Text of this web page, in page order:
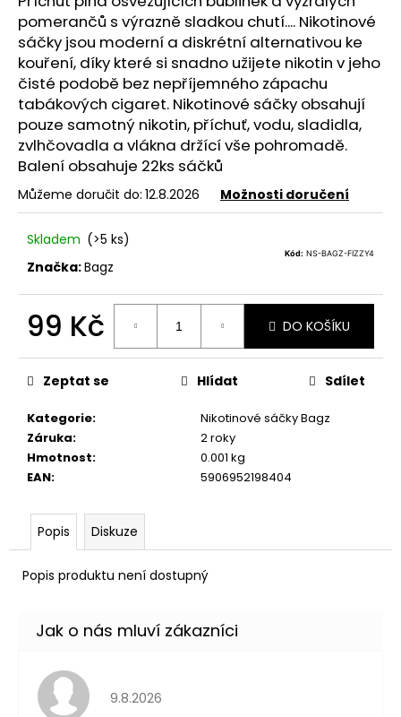
5
hvězdiček.
pomerančů s výrazně sladkou chutí.... Nikotinové
sáčky jsou moderní a diskrétní alternativou ke
kouření, díky které si snadno užijete nikotin v jeho
čisté podobě bez nepříjemného zápachu
tabákových cigaret. Nikotinové sáčky obsahují
pouze samotný nikotin, příchuť, vodu, sladidla,
zvlhčovadla a vlákna držící vše pohromadě.
Balení obsahuje 22ks sáčků
Můžeme doručit do: 12.8.2026 Možnosti doručení
Skladem (>5 ks)
Kód: NS-BAGZ-FIZZY4
Značka:Bagz
99 Kč DO KOŠÍKU
Kategorie:
Nikotinové sáčky Bagz
Záruka:
2 roky
Hmotnost:
0.001 kg
EAN: 5906952198404
Zeptat se Hlídat Sdílet
Popis Diskuze
Popis produktu není dostupný
Hodnocení obchodu je 5 z 5 hvězdiček.
9.8.2026
a
j
í
t
?
p
r
u
u
e
m
DEKANG
DESERT
SHIP
149
Původně:
195